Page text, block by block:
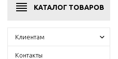
КАТАЛОГ ТОВАРОВ
Клиентам
Контакты